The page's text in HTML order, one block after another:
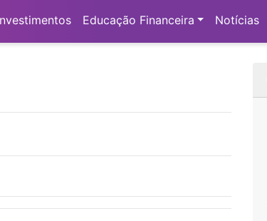
Educação Financeira Notícias